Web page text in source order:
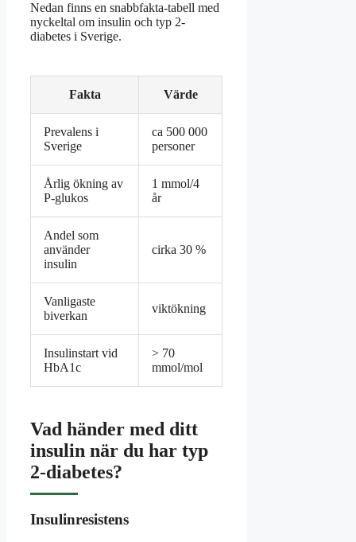
Nedan finns en snabbfakta-tabell med
nyckeltal om insulin och typ 2-
diabetes i Sverige.
Fakta Värde
Prevalens i
Sverige
ca 500 000
personer
Årlig ökning av
P-glukos
1 mmol/4
år
Andel som
använder
insulin
cirka 30 %
Vanligaste
biverkan
viktökning
Insulinstart vid
HbA1c
> 70
mmol/mol
Vad händer med ditt
insulin när du har typ
2-diabetes?
Insulinresistens